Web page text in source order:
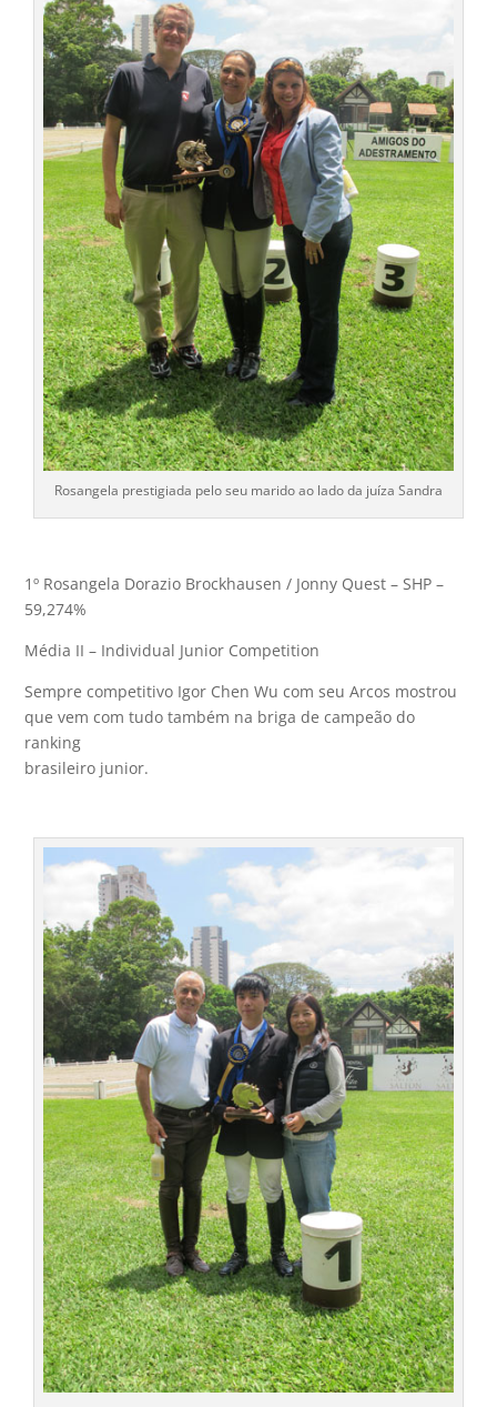
Rosangela prestigiada pelo seu marido ao lado da juíza Sandra
1º Rosangela Dorazio Brockhausen / Jonny Quest – SHP –
59,274%
Média II – Individual Junior Competition
Sempre competitivo Igor Chen Wu com seu Arcos mostrou
que vem com tudo também na briga de campeão do
ranking
brasileiro junior.